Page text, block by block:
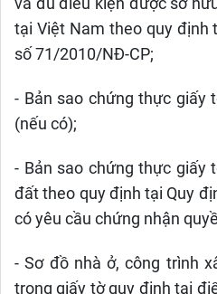
và đủ điều kiện được sở
tại Việt Nam theo quy định
số 71/2010/NĐ-CP;
- Bản sao chứng thực giấy
(nếu có);
- Bản sao chứng thực giấy
đất theo quy định tại Quy
có yêu cầu chứng nhận
- Sơ đồ nhà ở, công trình
trong giấy tờ quy định tại